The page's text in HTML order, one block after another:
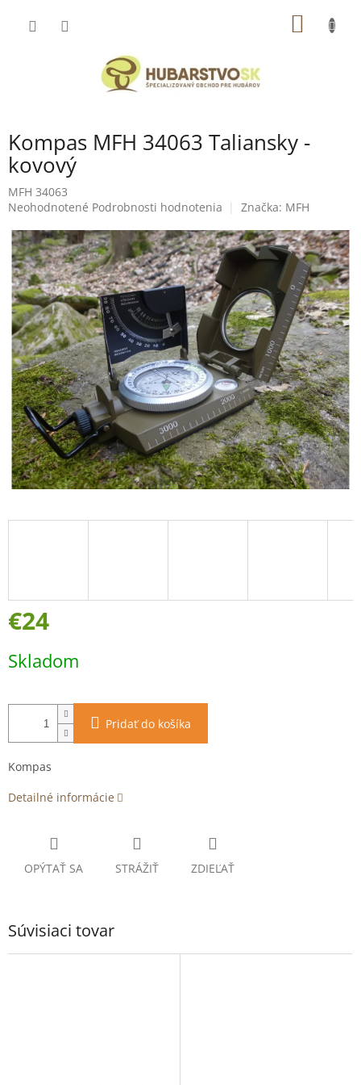
Kompas MFH 34063 Taliansky -
kovový
MFH 34063
Priemerné
produktu
je
0,0
z
5
hviezdičiek.
Neohodnotené Podrobnosti hodnotenia Značka: MFH
€24
cena:
Skladom
Pridať do košíka
Kompas
Detailné informácie
OPÝTAŤ SA STRÁŽIŤ ZDIEĽAŤ
Súvisiaci tovar